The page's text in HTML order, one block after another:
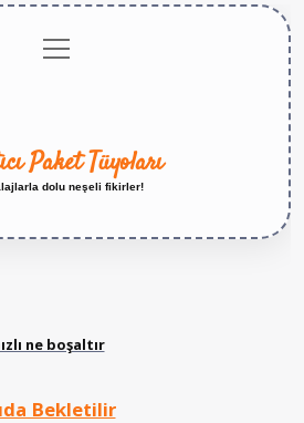
menüyü
aç
Paket Tüyoları
dolu neşeli fikirler!
ne boşaltır
Bekletilir